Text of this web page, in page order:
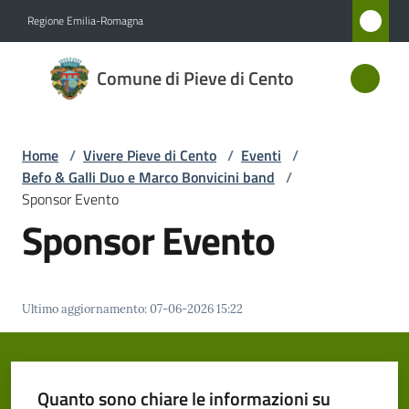
Regione Emilia-Romagna
Comune di Pieve di Cento
Comune
di Pieve
Amministrazione
Novità
Pieve
Home / Vivere Pieve di Cento / Eventi /
Befo & Galli Duo e Marco Bonvicini band /
Sponsor Evento
Sponsor Evento
Ultimo aggiornamento:07-06-2026 15:22
Quanto sono chiare le informazioni su